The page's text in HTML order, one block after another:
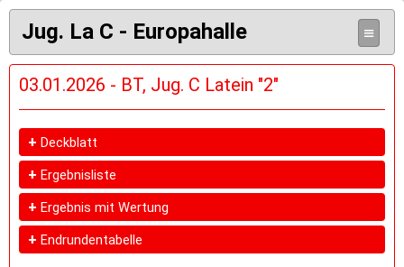
Jug. La C - Europahalle ≡
03.01.2026 - BT, Jug. C Latein "2"
+ Deckblatt
+ Ergebnisliste
+ Ergebnis mit Wertung
+ Endrundentabelle